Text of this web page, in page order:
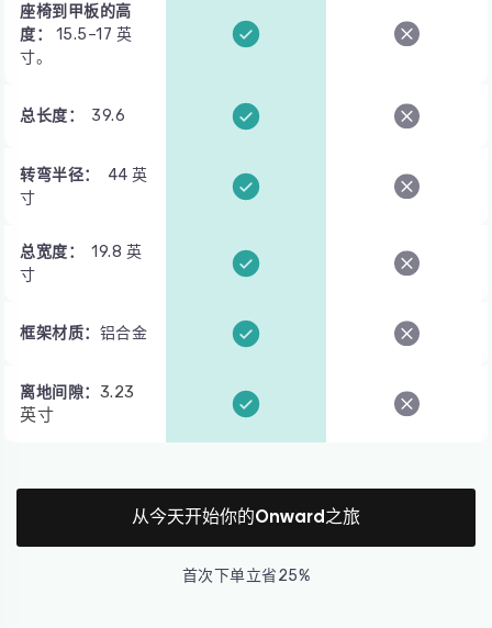
座椅到甲板的高
度：
15.5–17 英
寸。
总长度： 39.6
转弯半径：
44 英
寸
总宽度：
19.8 英
寸
框架材质： 铝合金
离地间隙： 3.23
英寸
从今天开始你的Onward之旅
首次下单立省25%